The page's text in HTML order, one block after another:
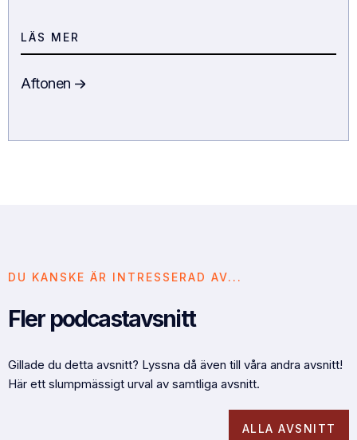
LÄS MER
Aftonen
DU KANSKE ÄR INTRESSERAD AV...
Fler podcastavsnitt
Gillade du detta avsnitt? Lyssna då även till våra andra avsnitt!
Här ett slumpmässigt urval av samtliga avsnitt.
ALLA AVSNITT